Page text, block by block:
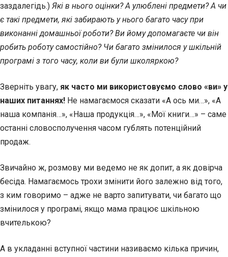
заздалегідь.) Які в нього оцінки? А улюблені предмети? А чи
є такі предмети, які забирають у нього багато часу при
виконанні домашньої роботи? Ви йому допомагаєте чи він
робить роботу самостійно? Чи багато змінилося у шкільній
програмі з того часу, коли ви були школяркою?
Зверніть увагу, як часто ми використовуємо слово «ви» у
наших питаннях! Не намагаємося сказати «А ось ми…», «А
наша компанія…», «Наша продукція…», «Мої книги…» – саме
останні словосполучення часом гублять потенційний
продаж.
Звичайно ж, розмову ми ведемо не як допит, а як довірча
бесіда. Намагаємось трохи змінити його залежно від того,
з ким говоримо – адже не варто запитувати, чи багато що
змінилося у програмі, якщо мама працює шкільною
вчителькою?
А в укладанні вступної частини називаємо кілька причин,